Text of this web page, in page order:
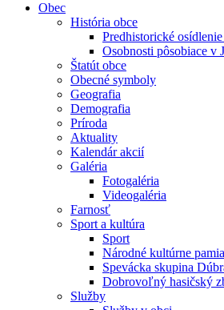
Obec
História obce
Predhistorické
Osobnosti pôsobiace v
Štatút obce
Obecné symboly
Geografia
Demografia
Príroda
Aktuality
Kalendár akcií
Galéria
Fotogaléria
Videogaléria
Farnosť
Sport a kultúra
Sport
Národné kultúrne
Spevácka skupina
Dobrovoľný hasičský
Služby